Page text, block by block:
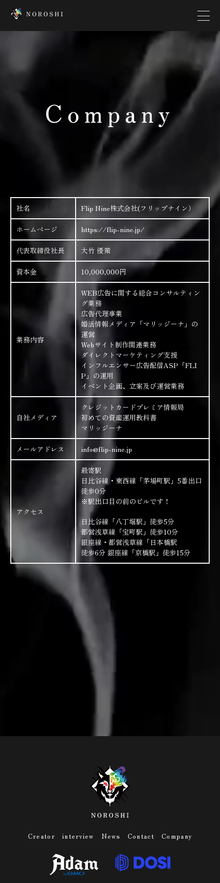
Top
Interview
Company
Platform
Company
社名 Flip Nine株式会社(フリップナイン）
ホームページ https://flip-nine.jp/
代表取締役社長 大竹 優策
資本金 10,000,000円
業務内容
WEB広告に関する総合コンサルティン
グ業務
広告代理事業
婚活情報メディア「マリッジーナ」の
運営
Webサイト制作関連業務
ダイレクトマーケティング支援
インフルエンサー広告配信ASP「FLI
P」の運用
イベント企画、立案及び運営業務
自社メディア
クレジットカードプレミア情報局
初めての資産運用教科書
マリッジーナ
メールアドレス info@flip-nine.jp
アクセス
最寄駅
日比谷線・東西線「茅場町駅」5番出口
徒歩0分
※駅出口目の前のビルです！
日比谷線「八丁堀駅」徒歩5分
都営浅草線「宝町駅」徒歩10分
銀座線・都営浅草線「日本橋駅
徒歩6分 銀座線「京橋駅」徒歩15分
Creator interview News Contact Company